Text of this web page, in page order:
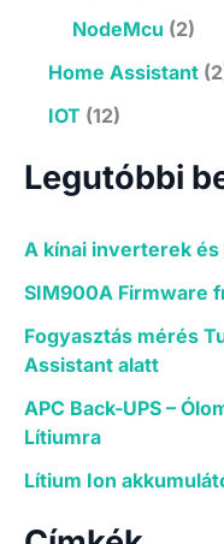
NodeMcu (2)
Home Assistant
IOT (12)
Legutóbbi
A kínai inverterek
SIM900A Firmware
Fogyasztás mérés
Assistant alatt
APC Back-UPS –
Lítiumra
Lítium Ion